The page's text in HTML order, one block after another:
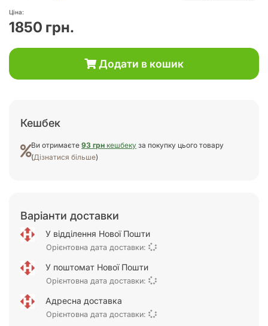
Ціна:
1850 грн.
Додати в кошик
Кешбек
Ви отримаєте 93 грн кешбеку за покупку цього товару
(Дізнатися більше)
Варіанти доставки
У відділення Нової Пошти
Орієнтовна дата доставки:
У поштомат Нової Пошти
Орієнтовна дата доставки:
Адресна доставка
Орієнтовна дата доставки: